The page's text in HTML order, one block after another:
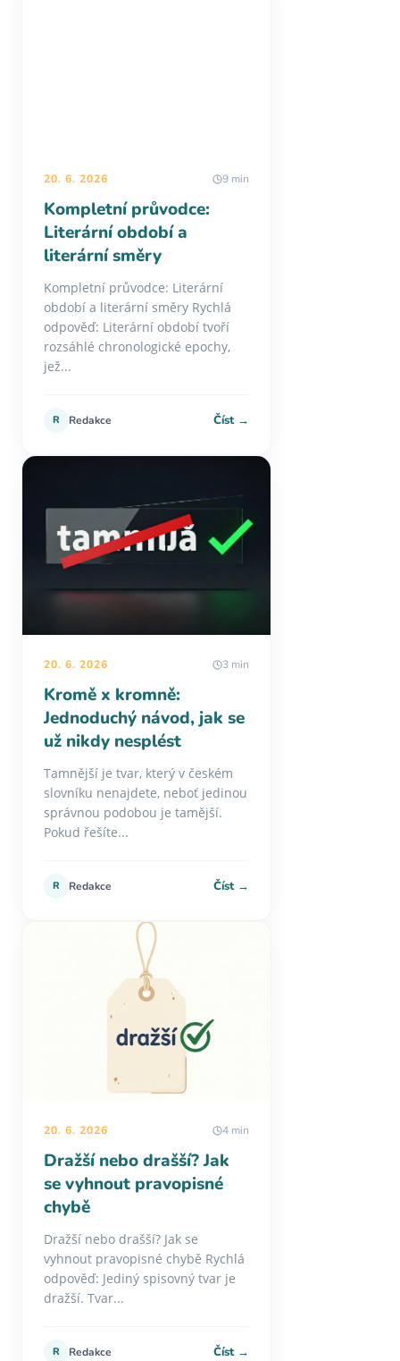
20. 6. 2026 9 min
Kompletní průvodce:
Literární období a
literární směry
Kompletní průvodce: Literární
období a literární směry Rychlá
odpověď: Literární období tvoří
rozsáhlé chronologické epochy,
jež...
R Redakce Číst →
20. 6. 2026 3 min
Kromě x kromně:
Jednoduchý návod, jak se
už nikdy nesplést
Tamnější je tvar, který v českém
slovníku nenajdete, neboť jedinou
správnou podobou je tamější.
Pokud řešíte...
R Redakce Číst →
20. 6. 2026 4 min
Dražší nebo drašší? Jak
se vyhnout pravopisné
chybě
Dražší nebo drašší? Jak se
vyhnout pravopisné chybě Rychlá
odpověď: Jediný spisovný tvar je
dražší. Tvar...
R Redakce Číst →